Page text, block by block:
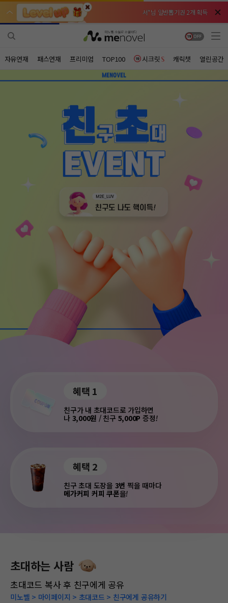
서*님 일반뽑기권 2개 획득
서*님 일반뽑기권 2개 획득
비*님 무료쿠폰 3개 획득
비*님 무료쿠폰 3개 획득
주*님 배지뽑기권 1개 획득
주*님 배지뽑기권 1개 획득
베**님 노벨패스 체험권 1일 획득
베**님 노벨패스 체험권 1일 획득
레*님 무료쿠폰 4개 획득
레*님 무료쿠폰 4개 획득
갈***님 후원10코인 획득
갈***님 후원10코인 획득
자유연재 패스연재 프리미엄 TOP100 시크릿 캐릭챗 열린공간
혜택 1
친구가 내 초대코드로 가입하면
나 3,000원 / 친구 5,000P 증정!
혜택 2
친구 초대 도장을 3번 찍을 때마다
메가커피 커피 쿠폰을!
초대하는 사람
초대코드 복사 후 친구에게 공유
미노벨 > 마이페이지 > 초대코드 > 친구에게 공유하기